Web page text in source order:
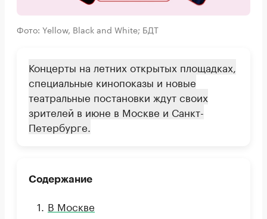
Фото: Yellow, Black and White; БДТ
Концерты на летних открытых площадках,
специальные кинопоказы и новые
театральные постановки ждут своих
зрителей в июне в Москве и Санкт-
Петербурге.
Содержание
В Москве